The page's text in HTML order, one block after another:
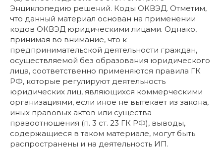
Энциклопедию решений. Коды ОКВЭД. Отметим,
что данный материал основан на применении
кодов ОКВЭД юридическими лицами. Однако,
принимая во внимание, что к
предпринимательской деятельности граждан,
осуществляемой без образования юридического
лица, соответственно применяются правила ГК
РФ, которые регулируют деятельность
юридических лиц, являющихся коммерческими
организациями, если иное не вытекает из закона,
иных правовых актов или существа
правоотношения (п. 3 ст. 23 ГК РФ), выводы,
содержащиеся в таком материале, могут быть
распространены и на деятельность ИП.